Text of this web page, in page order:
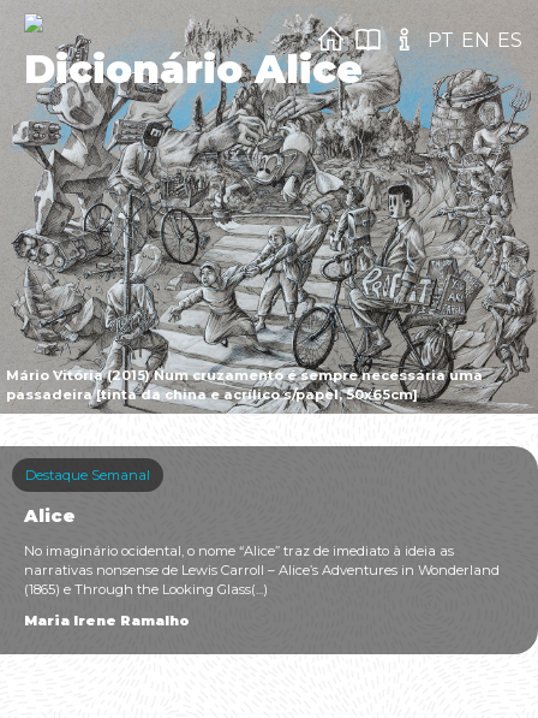
Mário Vitória (2015) Num cruzamento é sempre necessária uma
passadeira [tinta da china e acrílico s/papel, 50x65cm]
Dicionário Alice
PT EN ES
Destaque Semanal
Alice
No imaginário ocidental, o nome “Alice” traz de imediato à ideia as
narrativas nonsense de Lewis Carroll – Alice’s Adventures in Wonderland
(1865) e Through the Looking Glass(...)
Maria Irene Ramalho